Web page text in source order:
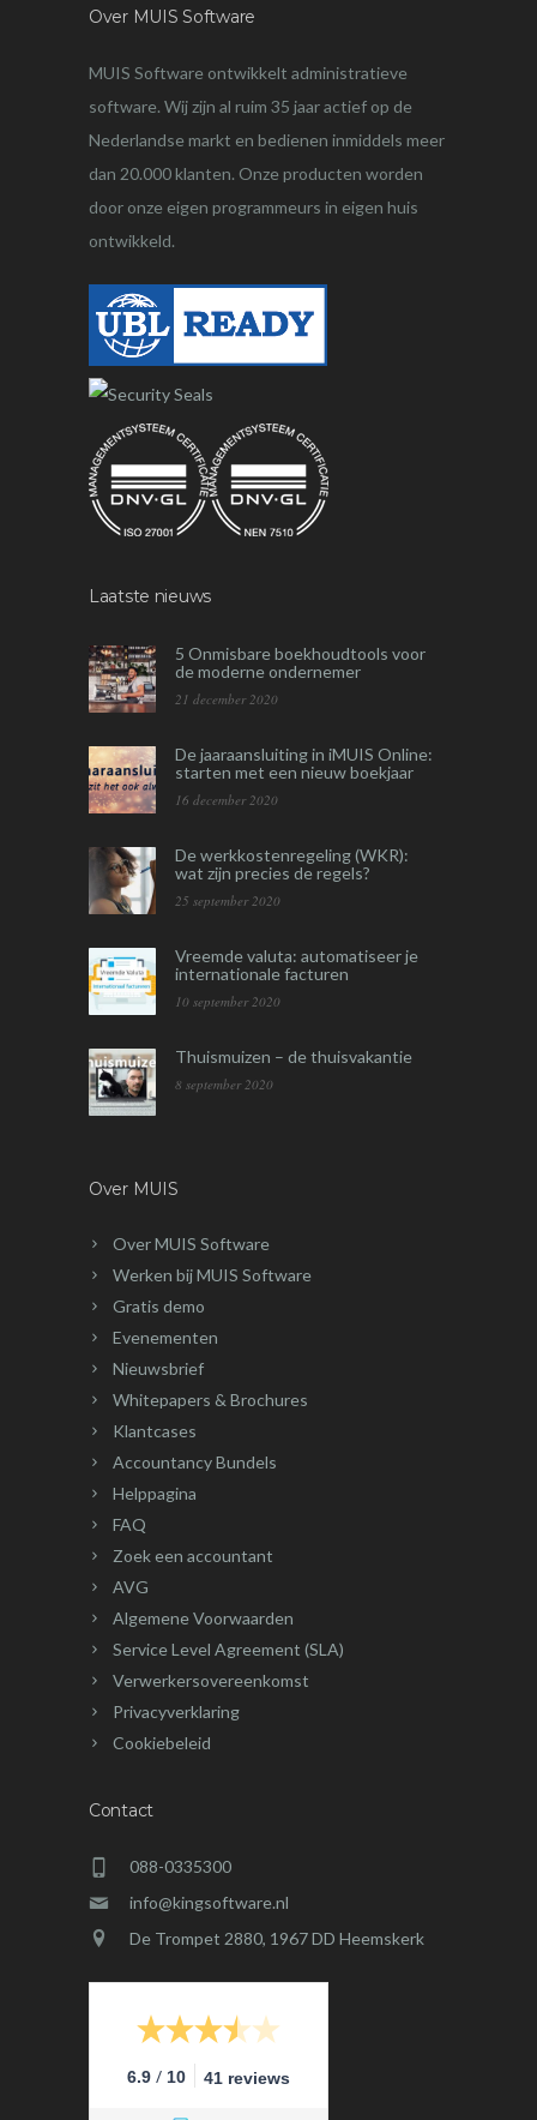
Over MUIS Software
MUIS Software ontwikkelt administratieve
software. Wij zijn al ruim 35 jaar actief op de
Nederlandse markt en bedienen inmiddels meer
dan 20.000 klanten. Onze producten worden
door onze eigen programmeurs in eigen huis
ontwikkeld.
Laatste nieuws
5 Onmisbare boekhoudtools voor
de moderne ondernemer
21 december 2020
De jaaraansluiting in iMUIS Online:
starten met een nieuw boekjaar
16 december 2020
De werkkostenregeling (WKR):
wat zijn precies de regels?
25 september 2020
Vreemde valuta: automatiseer je
internationale facturen
10 september 2020
Thuismuizen – de thuisvakantie
8 september 2020
Over MUIS
Over MUIS Software
Werken bij MUIS Software
Gratis demo
Evenementen
Nieuwsbrief
Whitepapers & Brochures
Klantcases
Accountancy Bundels
Helppagina
FAQ
Zoek een accountant
AVG
Algemene Voorwaarden
Service Level Agreement (SLA)
Verwerkersovereenkomst
Privacyverklaring
Cookiebeleid
Contact
088-0335300
info@kingsoftware.nl
De Trompet 2880, 1967 DD Heemskerk
6.9 / 10 41 reviews